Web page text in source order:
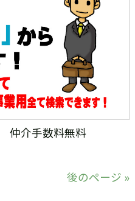
介手数料無料
後のページ »